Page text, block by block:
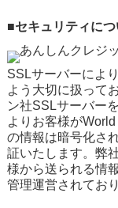
■セキュリティにつ
SSLサーバーによ
よう大切に扱って
ン社SSLサーバー
よりお客様が
の情報は暗号化さ
証いたします。弊
様から送られる情
管理運営されてお